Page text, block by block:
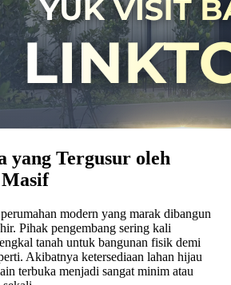
yang Tergusur oleh
Masif
modern yang marak dibangun
Pihak pengembang sering kali
tanah untuk bangunan fisik demi
Akibatnya ketersediaan lahan hijau
terbuka menjadi sangat minim atau